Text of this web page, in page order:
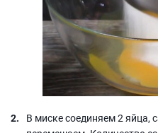
В миске соединяем 2 яйца,